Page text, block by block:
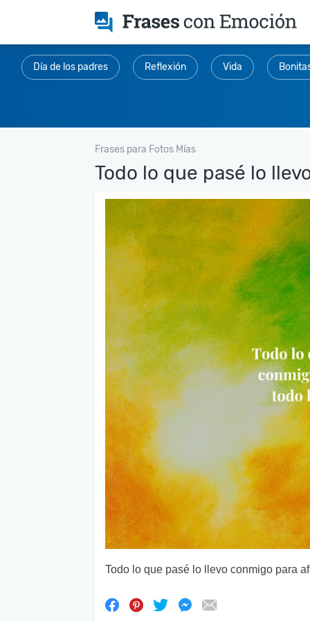
Día de los padres Reflexión Vida
Frases para Fotos Mías
Todo lo que pasé lo
Todo lo que pasé lo llevo conmigo para